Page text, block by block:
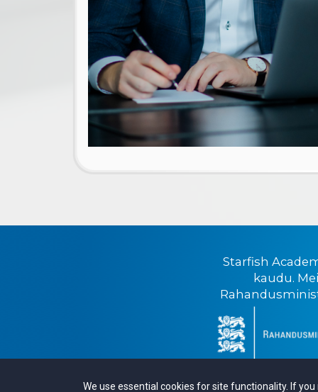
Starfish
kaudu.
We use essential cookies for site functionality. If